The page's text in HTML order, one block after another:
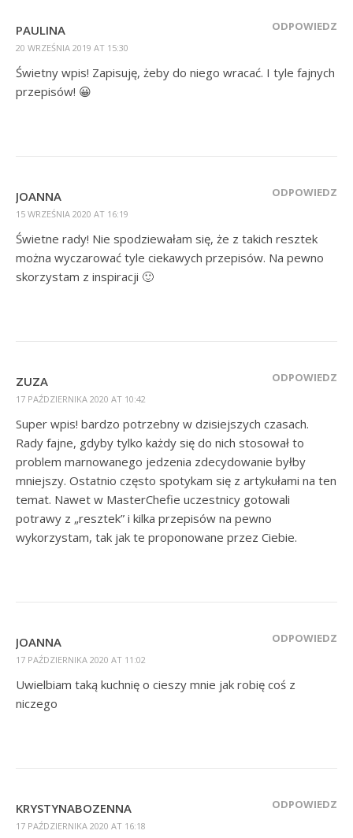
PAULINA
20 WRZEŚNIA 2019 AT 15:30
ODPOWIEDZ
Świetny wpis! Zapisuję, żeby do niego wracać. I tyle fajnych
przepisów! 😀
JOANNA
15 WRZEŚNIA 2020 AT 16:19
ODPOWIEDZ
Świetne rady! Nie spodziewałam się, że z takich resztek
można wyczarować tyle ciekawych przepisów. Na pewno
skorzystam z inspiracji 🙂
ZUZA
17 PAŹDZIERNIKA 2020 AT 10:42
ODPOWIEDZ
Super wpis! bardzo potrzebny w dzisiejszych czasach.
Rady fajne, gdyby tylko każdy się do nich stosował to
problem marnowanego jedzenia zdecydowanie byłby
mniejszy. Ostatnio często spotykam się z artykułami na ten
temat. Nawet w MasterChefie uczestnicy gotowali
potrawy z „resztek” i kilka przepisów na pewno
wykorzystam, tak jak te proponowane przez Ciebie.
JOANNA
17 PAŹDZIERNIKA 2020 AT 11:02
ODPOWIEDZ
Uwielbiam taką kuchnię o cieszy mnie jak robię coś z
niczego
KRYSTYNABOZENNA
17 PAŹDZIERNIKA 2020 AT 16:18
ODPOWIEDZ